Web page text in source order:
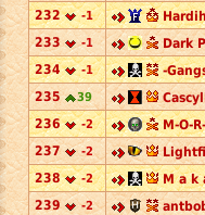
232
-1
233
-1
Dark
234
-1
-
235
39
236
-2
M-O-
237
-2
238
-2
M a k
239
-2